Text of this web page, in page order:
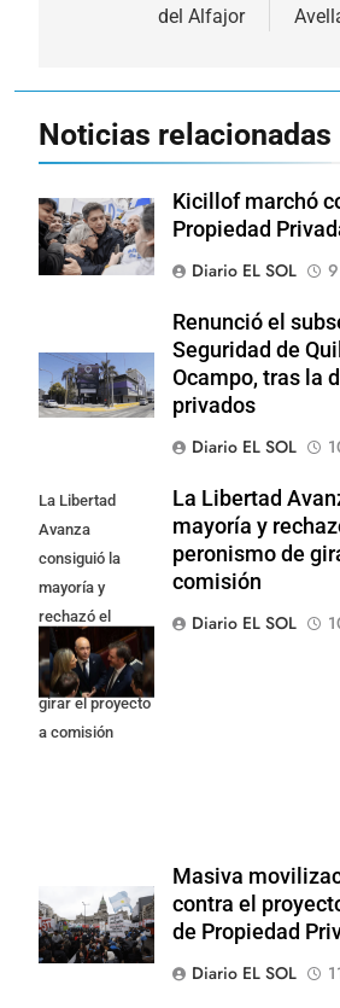
del Alfajor
Noticias relacionadas
Kicillof marchó
Propiedad
Diario EL SOL
Renunció el
Seguridad de
Ocampo, tras la
privados
Diario EL SOL
La Libertad
Avanza
consiguió la
mayoría y
rechazó el
pedido del
peronismo de
girar el proyecto
a comisión
La Libertad
mayoría y
peronismo de
comisión
Diario EL SOL
Masiva
contra el
de Propiedad
Diario EL SOL